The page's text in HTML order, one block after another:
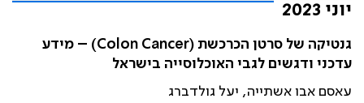
יוני 2023
גנטיקה של סרטן הכרכשת (Colon Cancer) – מידע
עדכני ודגשים לגבי האוכלוסייה בישראל
עאסם אבו אשתייה, יעל גולדברג